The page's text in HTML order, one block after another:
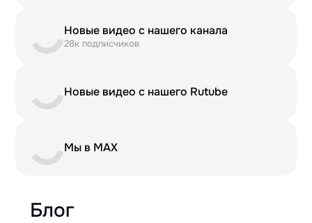
Новые видео с нашего канала
28к подписчиков
Новые видео с нашего Rutube
Мы в MAX
Блог